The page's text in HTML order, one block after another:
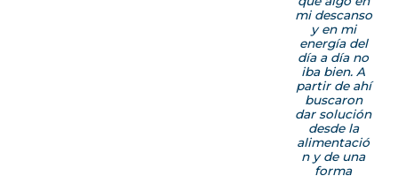
mi descanso
y en mi
energía del
día a día no
iba bien. A
partir de ahí
buscaron
dar solución
desde la
alimentació
n y de una
forma